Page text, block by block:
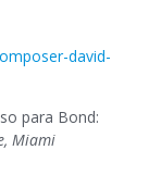
david-
para Bond:
Miami